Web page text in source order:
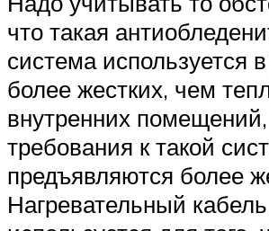
что такая
система используется
более жестких, чем
внутренних
требования к такой
предъявляются более
Нагревательный